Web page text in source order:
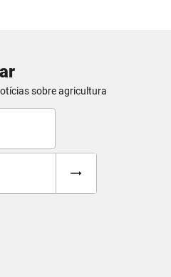
sobre agricultura